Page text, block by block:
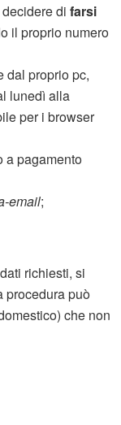
di farsi
il proprio numero
dal proprio pc,
lunedì alla
per i browser
a pagamento
email;
richiesti, si
procedura può
che non